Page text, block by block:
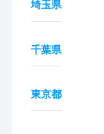
埼玉県
千葉県
東京都